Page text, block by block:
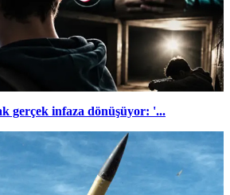
gerçek infaza dönüşüyor: '...